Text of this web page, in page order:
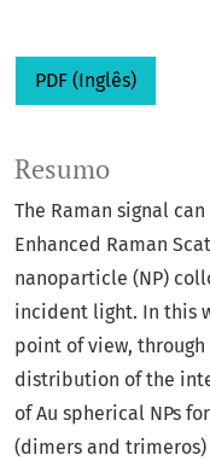
PDF (Inglês)
Resumo
The Raman signal
Enhanced Raman
nanoparticle (NP)
incident light. In this
point of view,
distribution of the
of Au spherical NPs
(dimers and